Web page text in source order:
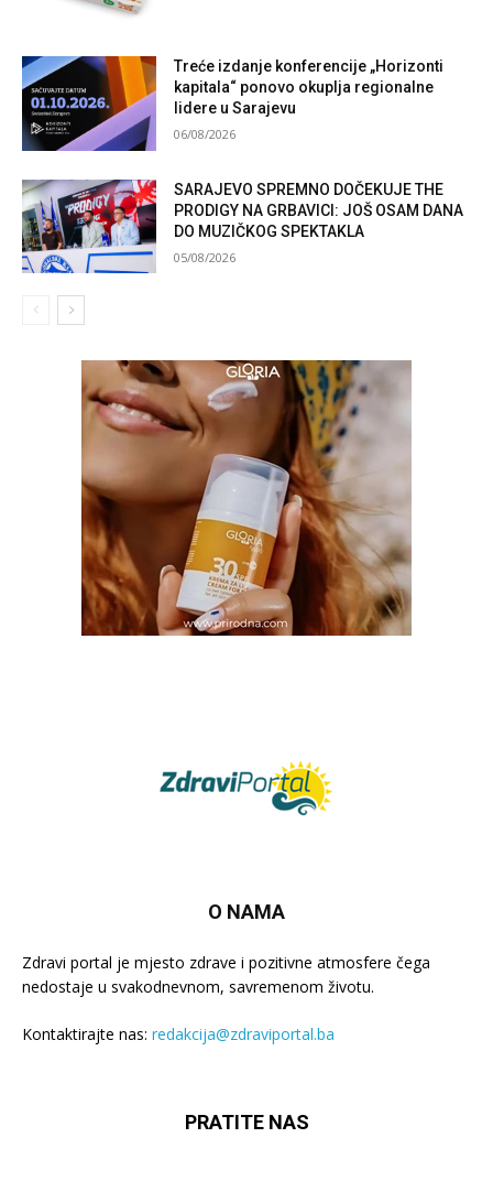
Treće izdanje konferencije „Horizonti
kapitala“ ponovo okuplja regionalne
lidere u Sarajevu
06/08/2026
SARAJEVO SPREMNO DOČEKUJE THE
PRODIGY NA GRBAVICI: JOŠ OSAM DANA
DO MUZIČKOG SPEKTAKLA
05/08/2026
O NAMA
Zdravi portal je mjesto zdrave i pozitivne atmosfere čega
nedostaje u svakodnevnom, savremenom životu.
Kontaktirajte nas: redakcija@zdraviportal.ba
PRATITE NAS